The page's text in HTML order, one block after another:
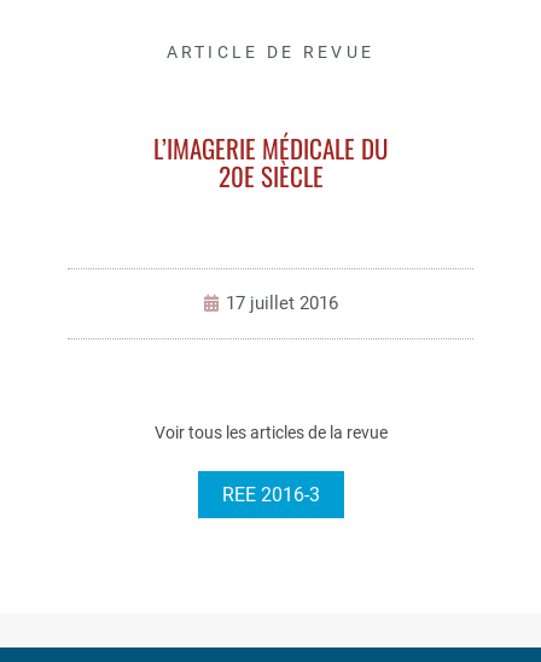
ARTICLE DE REVUE
L’IMAGERIE MÉDICALE DU
20E SIÈCLE
17 juillet 2016
Voir tous les articles de la revue
REE 2016-3